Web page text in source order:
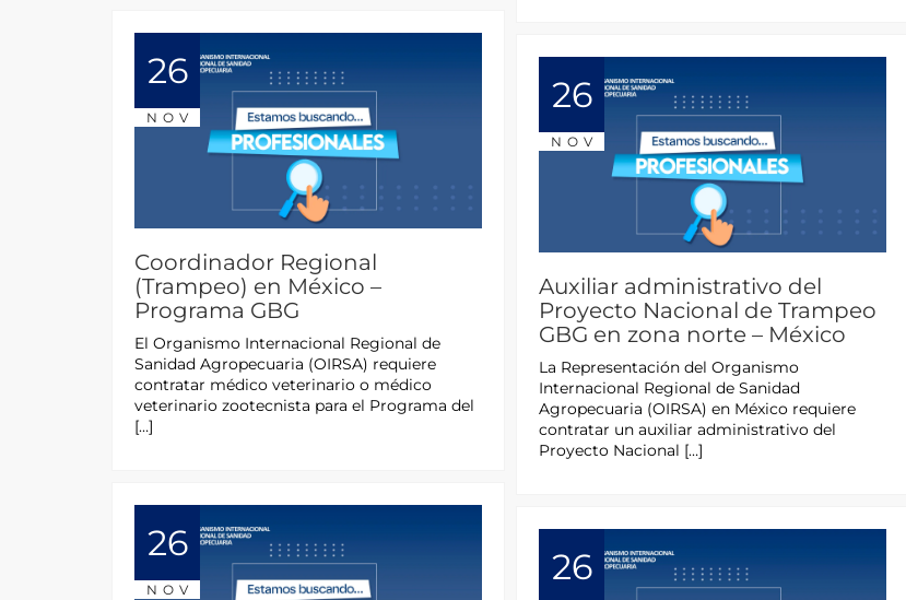
26
NOV
Coordinador Regional
(Trampeo) en México –
Programa GBG
El Organismo Internacional Regional de
Sanidad Agropecuaria (OIRSA) requiere
contratar médico veterinario o médico
veterinario zootecnista para el Programa del
[…]
26
NOV
Auxiliar administrativo del
Proyecto Nacional de Trampeo
GBG en zona norte – México
La Representación del Organismo
Internacional Regional de Sanidad
Agropecuaria (OIRSA) en México requiere
contratar un auxiliar administrativo del
Proyecto Nacional […]
26
NOV
26